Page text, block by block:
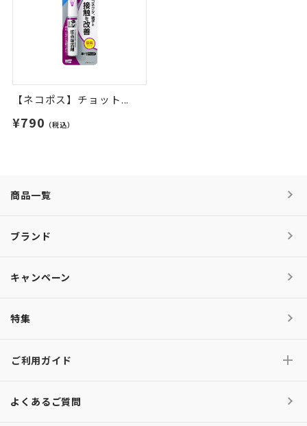
【ネコポス】チョット...
¥790 （税込）
商品一覧
ブランド
キャンペーン
特集
ご利用ガイド
よくあるご質問